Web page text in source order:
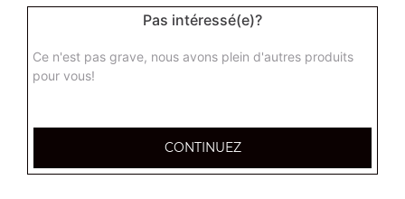
Vin rouge 75 cl
9.00€
Pas intéressé(e)?
Ce n'est pas grave, nous avons plein d'autres produits
pour vous!
CONTINUEZ